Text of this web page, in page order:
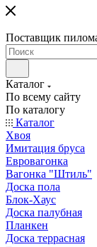
Поставщик
Каталог
По всему сайту
По каталогу
Каталог
Хвоя
Имитация бруса
Евровагонка
Вагонка "Штиль"
Доска пола
Блок-Хаус
Доска палубная
Планкен
Доска террасная